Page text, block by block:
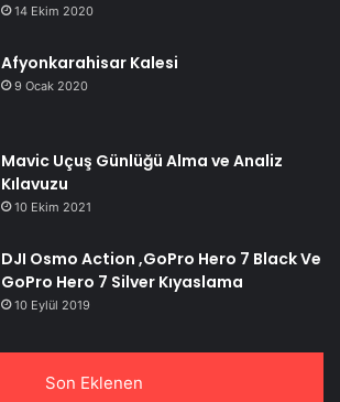
14 Ekim 2020
Afyonkarahisar Kalesi
9 Ocak 2020
Mavic Uçuş Günlüğü Alma ve Analiz
Kılavuzu
10 Ekim 2021
DJI Osmo Action ,GoPro Hero 7 Black Ve
GoPro Hero 7 Silver Kıyaslama
10 Eylül 2019
Son Eklenen